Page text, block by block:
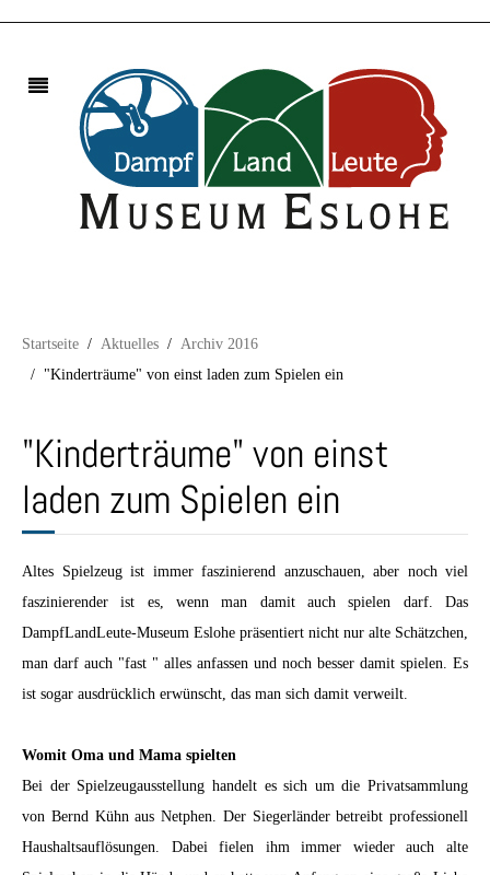
Startseite Aktuelles
Archiv 2016
"Kinderträume" von einst laden zum Spielen ein
"Kinderträume" von einst
laden zum Spielen ein
Altes Spielzeug ist immer faszinierend anzuschauen, aber noch viel
faszinierender ist es, wenn man damit auch spielen darf. Das
DampfLandLeute-Museum Eslohe präsentiert nicht nur alte Schätzchen,
man darf auch "fast " alles anfassen und noch besser damit spielen. Es
ist sogar ausdrücklich erwünscht, das man sich damit verweilt.
Womit Oma und Mama spielten
Bei der Spielzeugausstellung handelt es sich um die Privatsammlung
von Bernd Kühn aus Netphen. Der Siegerländer betreibt professionell
Haushaltsauflösungen. Dabei fielen ihm immer wieder auch alte